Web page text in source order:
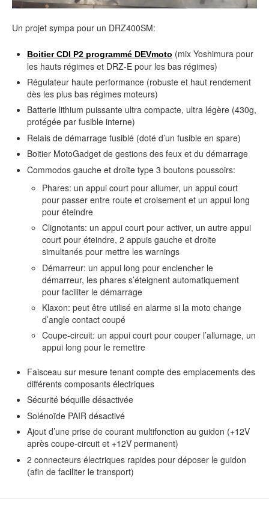
Un projet sympa pour un DRZ400SM:
Boitier CDI P2 programmé DEVmoto (mix Yoshimura pour
les hauts régimes et DRZ-E pour les bas régimes)
Régulateur haute performance (robuste et haut rendement
dès les plus bas régimes moteurs)
Batterie lithium puissante ultra compacte, ultra légère (430g,
protégée par fusible interne)
Relais de démarrage fusiblé (doté d’un fusible en spare)
Boitier MotoGadget de gestions des feux et du démarrage
Commodos gauche et droite type 3 boutons poussoirs:
Phares: un appui court pour allumer, un appui court
pour passer entre route et croisement et un appui long
pour éteindre
Clignotants: un appui court pour activer, un autre appui
court pour éteindre, 2 appuis gauche et droite
simultanés pour mettre les warnings
Démarreur: un appui long pour enclencher le
démarreur, les phares s’éteignent automatiquement
pour faciliter le démarrage
Klaxon: peut être utilisé en alarme si la moto change
d’angle contact coupé
Coupe-circuit: un appui court pour couper l’allumage, un
appui long pour le remettre
Faisceau sur mesure tenant compte des emplacements des
différents composants électriques
Sécurité béquille désactivée
Solénoïde PAIR désactivé
Ajout d’une prise de courant multifonction au guidon (+12V
après coupe-circuit et +12V permanent)
2 connecteurs électriques rapides pour déposer le guidon
(afin de faciliter le transport)